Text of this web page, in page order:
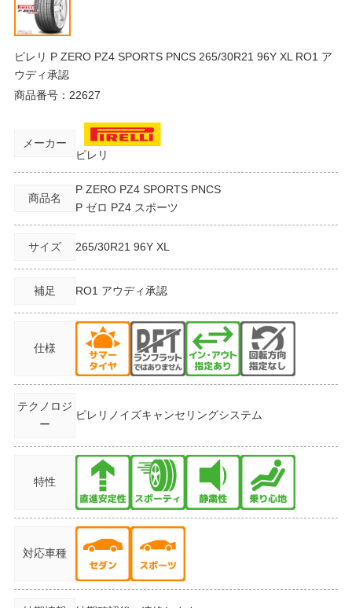
ピレリ P ZERO PZ4 SPORTS PNCS 265/30R21 96Y XL RO1 ア
ウディ承認
商品番号： 22627
メーカー
ピレリ
商品名
P ZERO PZ4 SPORTS PNCS
P ゼロ PZ4 スポーツ
サイズ 265/30R21 96Y XL
補足 RO1 アウディ承認
仕様
テクノロジ
ー
ピレリノイズキャンセリングシステム
特性
対応車種